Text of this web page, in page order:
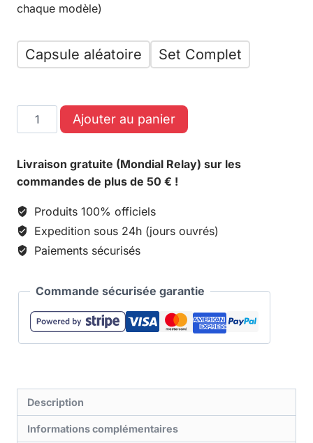
chaque modèle)
Capsule aléatoire Set Complet
Ajouter au panier
Livraison gratuite (Mondial Relay) sur les
commandes de plus de 50 € !
Produits 100% officiels
Expedition sous 24h (jours ouvrés)
Paiements sécurisés
Commande sécurisée garantie
Description
Informations complémentaires